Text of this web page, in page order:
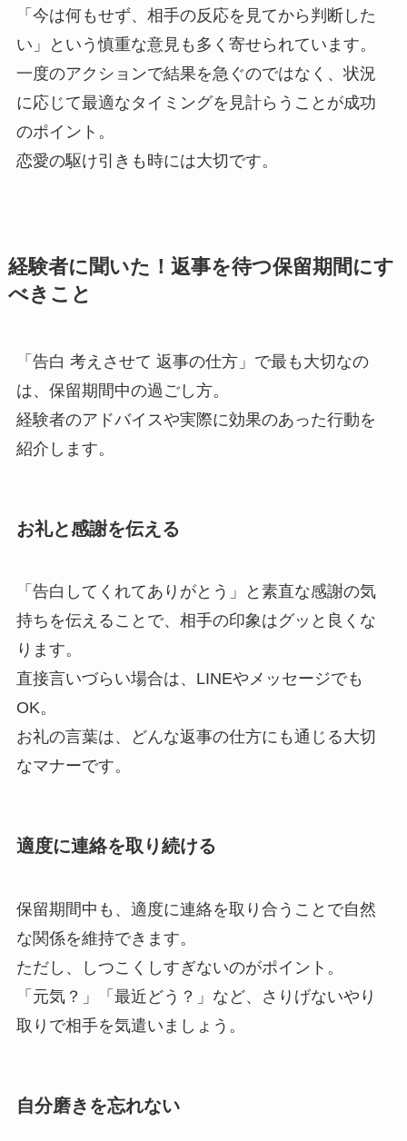
「今は何もせず、相手の反応を見てから判断した
い」という慎重な意見も多く寄せられています。
一度のアクションで結果を急ぐのではなく、状況
に応じて最適なタイミングを見計らうことが成功
のポイント。
恋愛の駆け引きも時には大切です。
経験者に聞いた！返事を待つ保留期間にす
べきこと
「告白 考えさせて 返事の仕方」で最も大切なの
は、保留期間中の過ごし方。
経験者のアドバイスや実際に効果のあった行動を
紹介します。
お礼と感謝を伝える
「告白してくれてありがとう」と素直な感謝の気
持ちを伝えることで、相手の印象はグッと良くな
ります。
直接言いづらい場合は、LINEやメッセージでも
OK。
お礼の言葉は、どんな返事の仕方にも通じる大切
なマナーです。
適度に連絡を取り続ける
保留期間中も、適度に連絡を取り合うことで自然
な関係を維持できます。
ただし、しつこくしすぎないのがポイント。
「元気？」「最近どう？」など、さりげないやり
取りで相手を気遣いましょう。
自分磨きを忘れない